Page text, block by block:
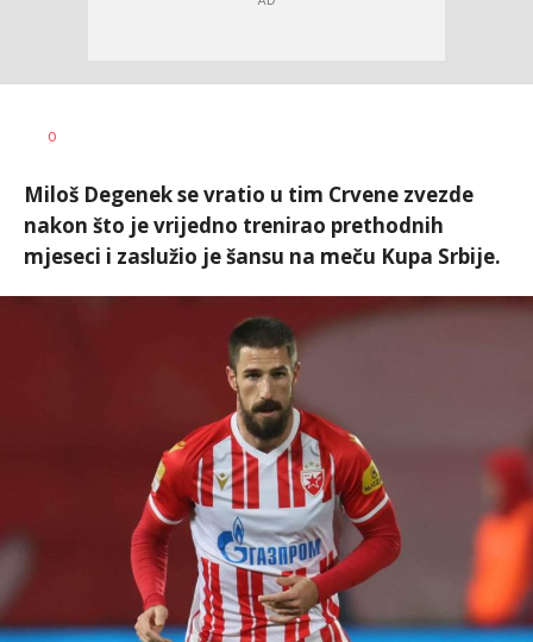
AUTOR
0
Miloš Degenek se vratio u tim Crvene zvezde
nakon što je vrijedno trenirao prethodnih
mjeseci i zaslužio je šansu na meču Kupa Srbije.